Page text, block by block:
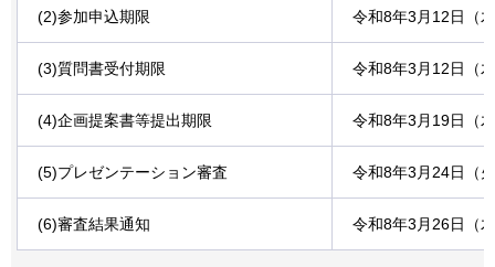
(2)参加申込期限 令和8年3月12日（
(3)質問書受付期限 令和8年3月12日（
(4)企画提案書等提出期限 令和8年3月19日（
(5)プレゼンテーション審査 令和8年3月24日（
(6)審査結果通知 令和8年3月26日（